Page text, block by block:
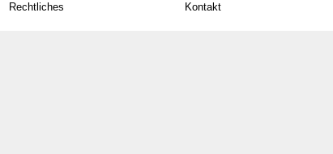
Rechtliches Kontakt